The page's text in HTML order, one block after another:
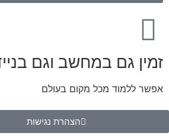
זמין גם במחשב וגם
אפשר ללמוד מכל מקום בעולם
הצהרת נגישות